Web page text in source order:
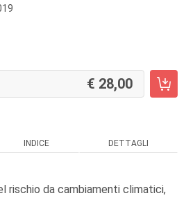
28,00
INDICE DETTAGLI
rischio da cambiamenti climatici,